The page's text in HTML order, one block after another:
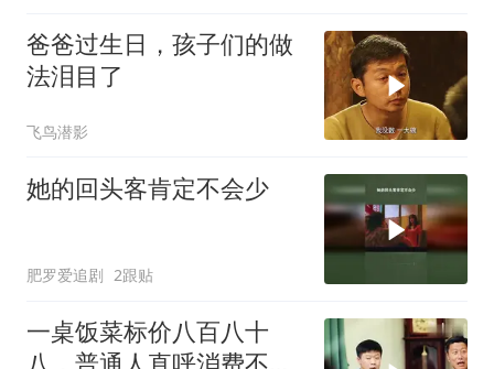
爸爸过生日，孩子们的做
法泪目了
飞鸟潜影
她的回头客肯定不会少
肥罗爱追剧 2跟贴
一桌饭菜标价八百八十